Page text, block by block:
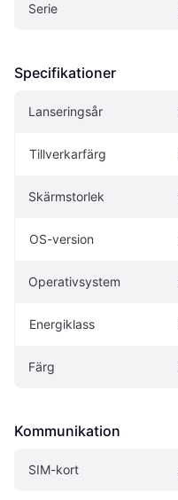
Serie
Specifikationer
Lanseringsår
Tillverkarfärg
Skärmstorlek
OS-version
Operativsystem
Energiklass
Färg
Kommunikation
SIM-kort